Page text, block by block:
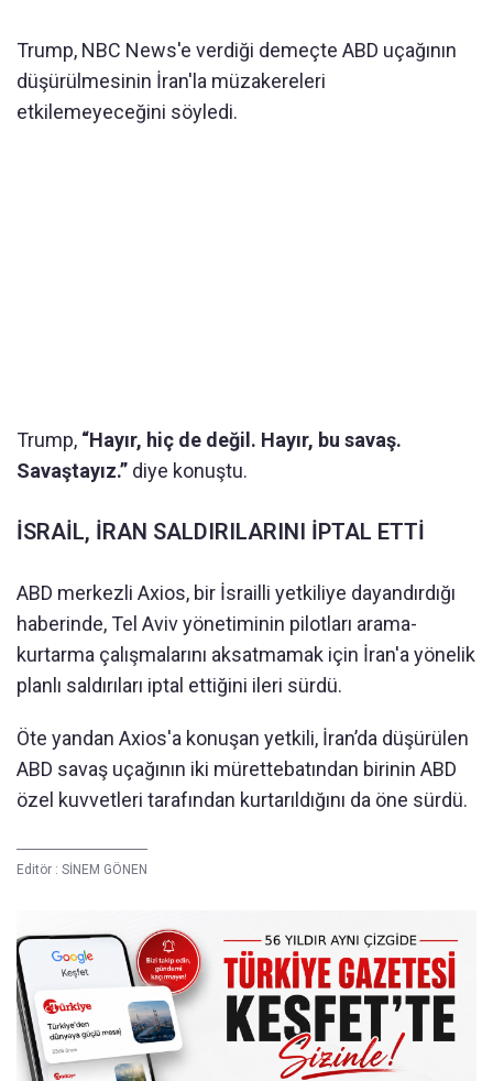
Trump, NBC News'e verdiği demeçte ABD uçağının
düşürülmesinin İran'la müzakereleri
etkilemeyeceğini söyledi.
Trump, “Hayır, hiç de değil. Hayır, bu savaş.
Savaştayız.” diye konuştu.
İSRAİL, İRAN SALDIRILARINI İPTAL ETTİ
ABD merkezli Axios, bir İsrailli yetkiliye dayandırdığı
haberinde, Tel Aviv yönetiminin pilotları arama-
kurtarma çalışmalarını aksatmamak için İran'a yönelik
planlı saldırıları iptal ettiğini ileri sürdü.
Öte yandan Axios'a konuşan yetkili, İran’da düşürülen
ABD savaş uçağının iki mürettebatından birinin ABD
özel kuvvetleri tarafından kurtarıldığını da öne sürdü.
Editör : SİNEM GÖNEN